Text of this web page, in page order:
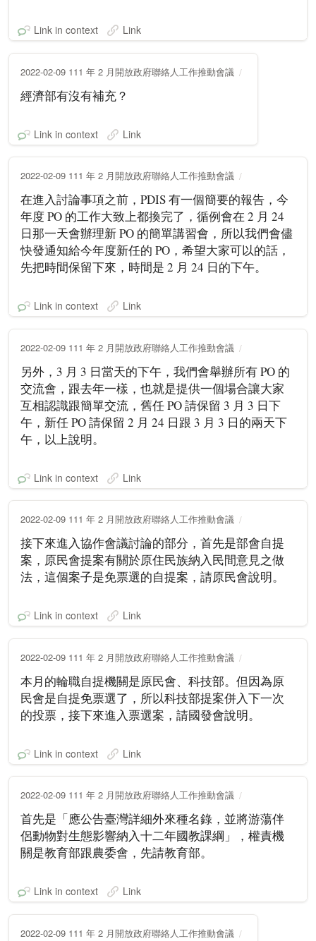
Link in context Link
2022-02-09 111 年 2 月開放政府聯絡人工作推動會議
經濟部有沒有補充？
Link in context Link
2022-02-09 111 年 2 月開放政府聯絡人工作推動會議
在進入討論事項之前，PDIS 有一個簡要的報告，今
年度 PO 的工作大致上都換完了，循例會在 2 月 24
日那一天會辦理新 PO 的簡單講習會，所以我們會儘
快發通知給今年度新任的 PO，希望大家可以的話，
先把時間保留下來，時間是 2 月 24 日的下午。
Link in context Link
2022-02-09 111 年 2 月開放政府聯絡人工作推動會議
另外，3 月 3 日當天的下午，我們會舉辦所有 PO 的
交流會，跟去年一樣，也就是提供一個場合讓大家
互相認識跟簡單交流，舊任 PO 請保留 3 月 3 日下
午，新任 PO 請保留 2 月 24 日跟 3 月 3 日的兩天下
午，以上說明。
Link in context Link
2022-02-09 111 年 2 月開放政府聯絡人工作推動會議
接下來進入協作會議討論的部分，首先是部會自提
案，原民會提案有關於原住民族納入民間意見之做
法，這個案子是免票選的自提案，請原民會說明。
Link in context Link
2022-02-09 111 年 2 月開放政府聯絡人工作推動會議
本月的輪職自提機關是原民會、科技部。但因為原
民會是自提免票選了，所以科技部提案併入下一次
的投票，接下來進入票選案，請國發會說明。
Link in context Link
2022-02-09 111 年 2 月開放政府聯絡人工作推動會議
首先是「應公告臺灣詳細外來種名錄，並將游蕩伴
侶動物對生態影響納入十二年國教課綱」，權責機
關是教育部跟農委會，先請教育部。
Link in context Link
2022-02-09 111 年 2 月開放政府聯絡人工作推動會議